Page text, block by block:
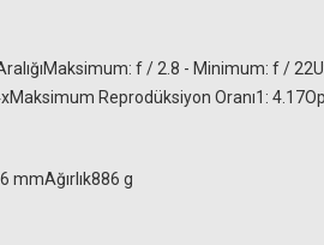
f / 2.8 - Minimum: f /
Reprodüksiyon Oranı1:
mmAğırlık886 g